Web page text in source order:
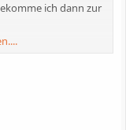
ich dann zur